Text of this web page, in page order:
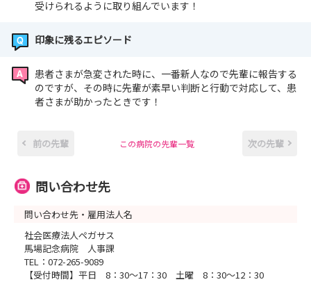
受けられるように取り組んでいます！
印象に残るエピソード
患者さまが急変された時に、一番新人なので先輩に報告する
のですが、その時に先輩が素早い判断と行動で対応して、患
者さまが助かったときです！
前の先輩 この病院の先輩一覧 次の先輩
問い合わせ先
問い合わせ先・雇用法人名
社会医療法人ペガサス
馬場記念病院 人事課
TEL：072-265-9089
【受付時間】平日 8：30～17：30 土曜 8：30～12：30